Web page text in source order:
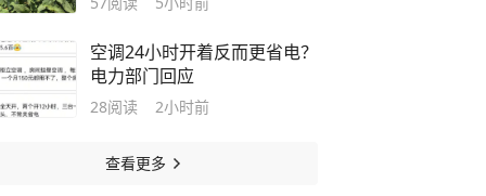
空调24小时开着反而更省电？
电力部门回应
28阅读 2小时前
查看更多